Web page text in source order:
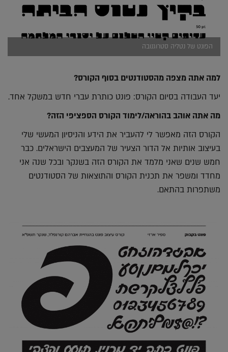
הפונט של נטליה סטרוגנובה
למה אתה מצפה מהסטודנטים בסוף הקורס?
יעד העבודה בסיום הקורס: פונט כותרת עברי חדש במשקל אחד.
מה אתה אוהב בהוראה/לימוד הקורס הספציפי הזה?
הקורס הזה מאפשר לי להעביר את הידע והניסיון המעשי שלי
בעיצוב אותיות אל הדור הצעיר של המעצבים הישראלים. כבר
חמש שנים שאני מלמד את הקורס הזה בשנקר ובכל שנה אני
מחדד ומשפר את תכנית הקורס והתוצאות של הסטודנטים
משתפרות בהתאם.